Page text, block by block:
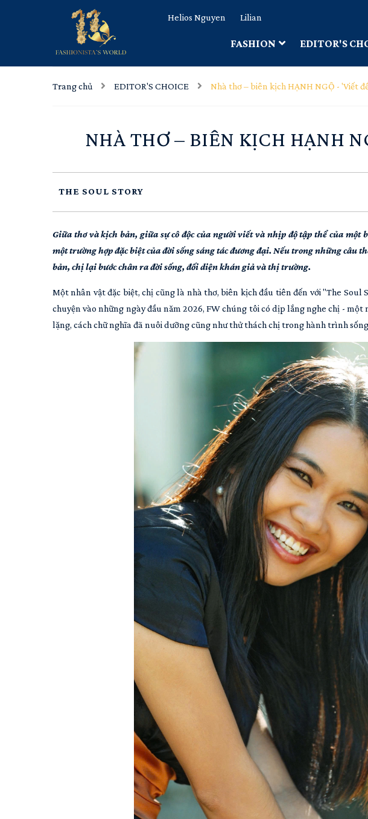
Helios Nguyen Lilian
FASHION EDITOR'S
Trang chủ EDITOR'S CHOICE Nhà thơ – biên kịch HẠNH NGỘ - 'Viết
NHÀ THƠ – BIÊN KỊCH HẠNH
THE SOUL STORY
Giữa thơ và kịch bản, giữa sự cô độc của người viết và nhịp độ tập thể của
một trường hợp đặc biệt của đời sống sáng tác đương đại. Nếu trong những
bản, chị lại bước chân ra đời sống, đối diện khán giả và thị trường.
Một nhân vật đặc biệt, chị cũng là nhà thơ, biên kịch đầu tiên đến với "The Soul
chuyện vào những ngày đầu năm 2026, FW chúng tôi có dịp lắng nghe chị - một
lặng, cách chữ nghĩa đã nuôi dưỡng cũng như thử thách chị trong hành trình